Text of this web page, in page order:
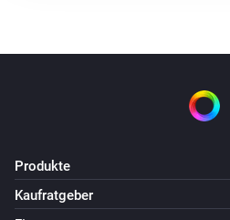
Produkte
Kaufratgeber